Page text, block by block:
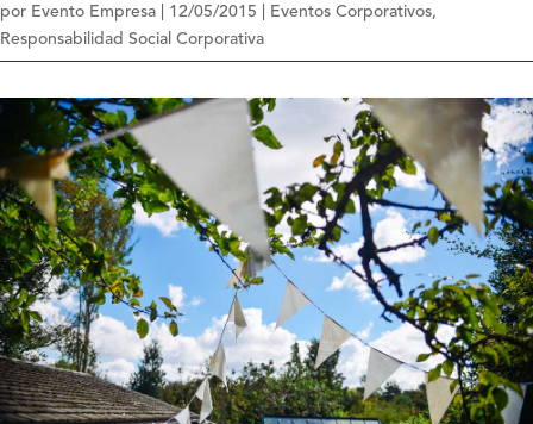
por Evento Empresa 12/05/2015 Eventos Corporativos,
Responsabilidad Social Corporativa